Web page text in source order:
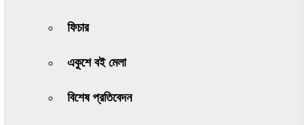
ফিচার
একুশে বই মেলা
বিশেষ প্রতিবেদন